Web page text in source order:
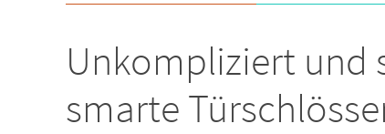
Unkompliziert und
smarte